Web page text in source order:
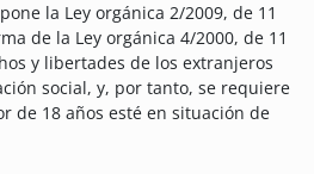
la Ley orgánica 2/2009, de 11
de la Ley orgánica 4/2000, de 11
y libertades de los extranjeros
social, y, por tanto, se requiere
de 18 años esté en situación de